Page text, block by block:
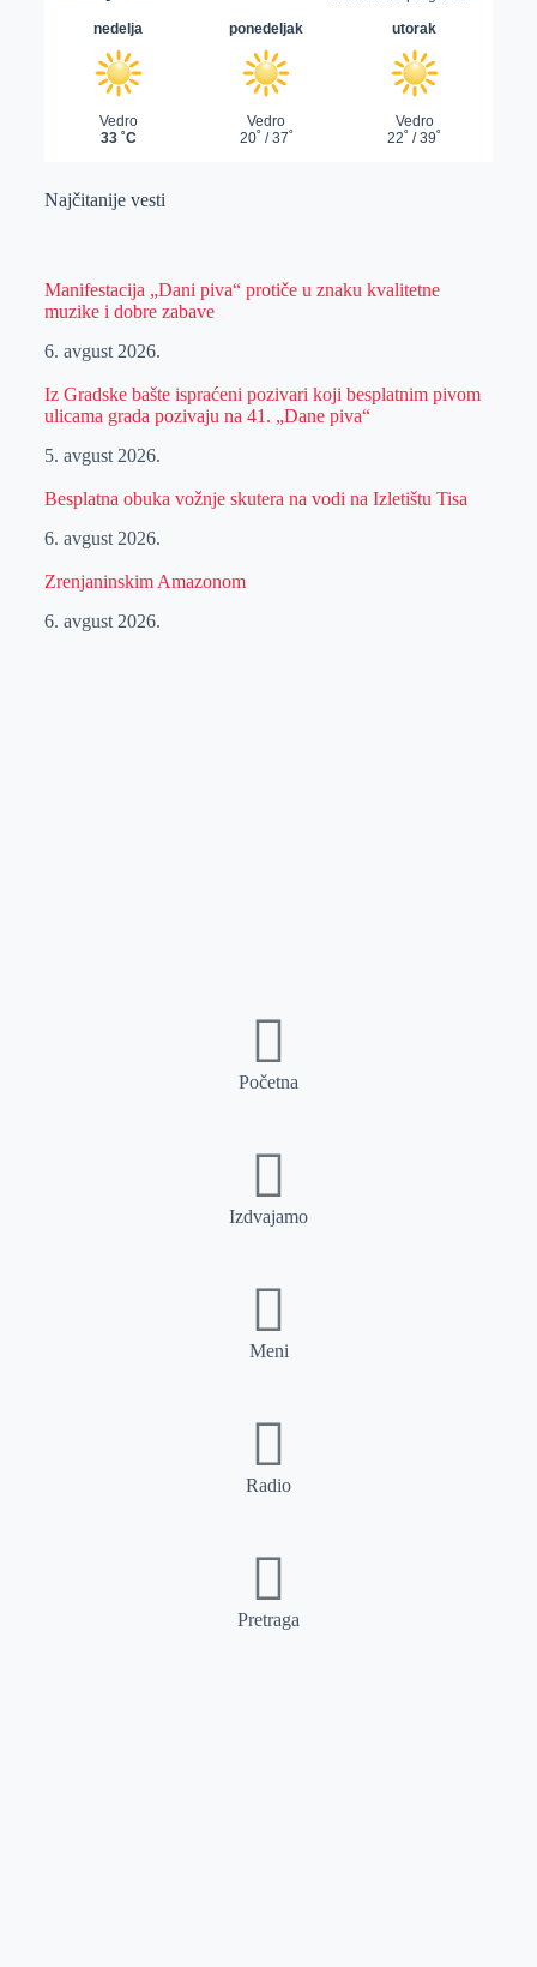
Najčitanije vesti
Manifestacija „Dani piva“ protiče u znaku kvalitetne
muzike i dobre zabave
6. avgust 2026.
Iz Gradske bašte ispraćeni pozivari koji besplatnim pivom
ulicama grada pozivaju na 41. „Dane piva“
5. avgust 2026.
Besplatna obuka vožnje skutera na vodi na Izletištu Tisa
6. avgust 2026.
Zrenjaninskim Amazonom
6. avgust 2026.
Početna
Izdvajamo
Meni
Radio
Pretraga